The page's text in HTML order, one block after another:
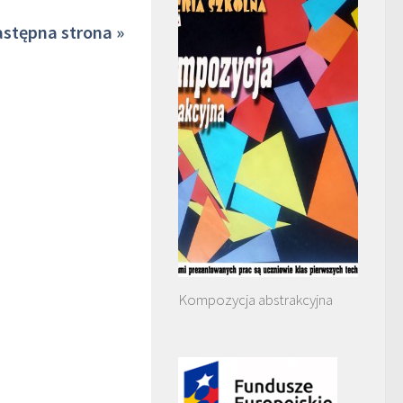
strona »
Kompozycja abstrakcyjna